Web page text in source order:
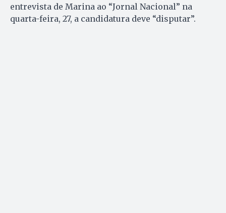
entrevista de Marina ao “Jornal Nacional” na
quarta-feira, 27, a candidatura deve “disputar”.